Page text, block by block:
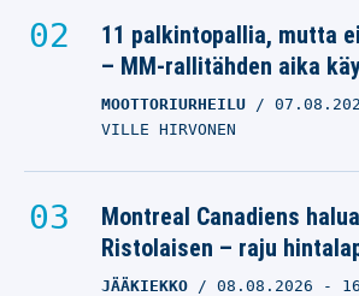
11 palkintopallia, mutta
– MM-rallitähden aika
MOOTTORIURHEILU
VILLE HIRVONEN
Montreal Canadiens
Ristolaisen – raju
JÄÄKIEKKO 08.08.2026 -